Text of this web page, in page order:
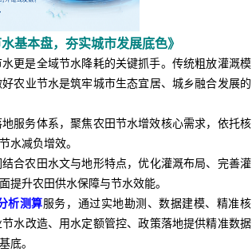
基本盘，夯实城市发展底色》
更是全域节水降耗的关键抓手。传统粗放灌溉模
农业节水是筑牢城市生态宜居、城乡融合发展的
服务体系，聚焦农田节水增效核心需求，依托核
水减负增效。
合农田水文与地形特点，优化灌溉布局、完善灌
提升农田供水保障与节水效能。
析测算服务，通过实地勘测、数据建模、精准核
水改造、用水定额管控、政策落地提供精准数据
底。